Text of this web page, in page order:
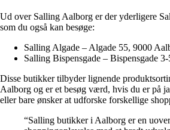
Ud over Salling Aalborg er der yderligere
som du også kan besøge:
Salling Algade – Algade 55, 9000
Salling Bispensgade – Bispensgade
Disse butikker tilbyder lignende
Aalborg og er et besøg værd, hvis du er på
eller bare ønsker at udforske forskellige
“Salling butikker i Aalborg er en